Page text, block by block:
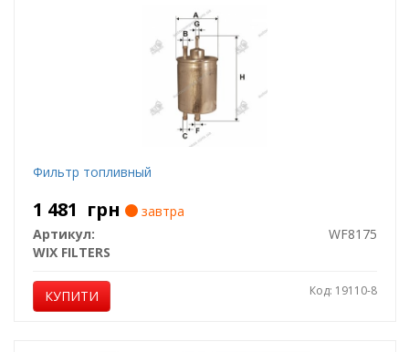
Фильтр топливный
1 481 грн
завтра
Артикул:
WF8175
WIX FILTERS
КУПИТИ Код: 19110-8